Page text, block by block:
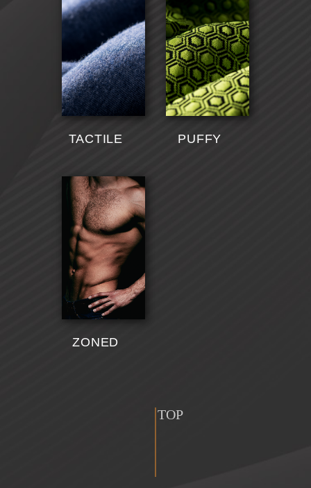
TACTILE PUFFY
ZONED
TOP